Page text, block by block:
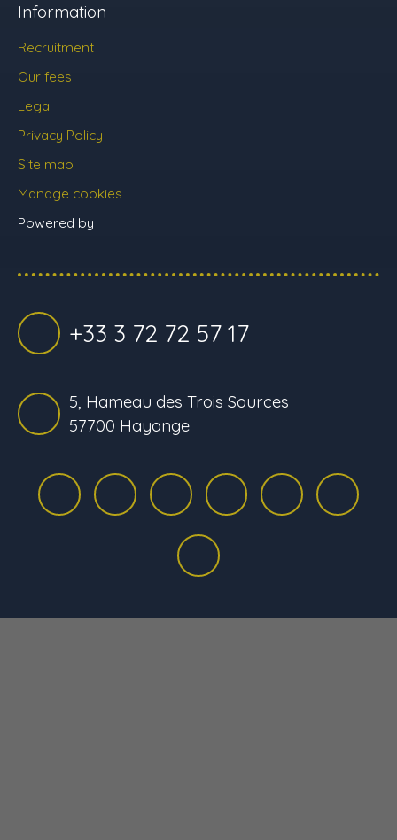
Information
Recruitment
Our fees
Legal
Privacy Policy
Site map
Manage cookies
Powered by
+33 3 72 72 57 17
5, Hameau des Trois Sources
57700 Hayange